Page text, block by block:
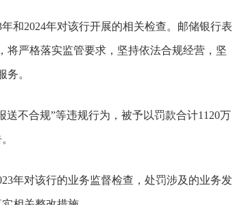
和2024年对该行开展的相关检查。邮储银行表
将严格落实监管要求，坚持依法合规经营，坚
。
不合规”等违规行为，被予以罚款合计1120万
年对该行的业务监督检查，处罚涉及的业务发